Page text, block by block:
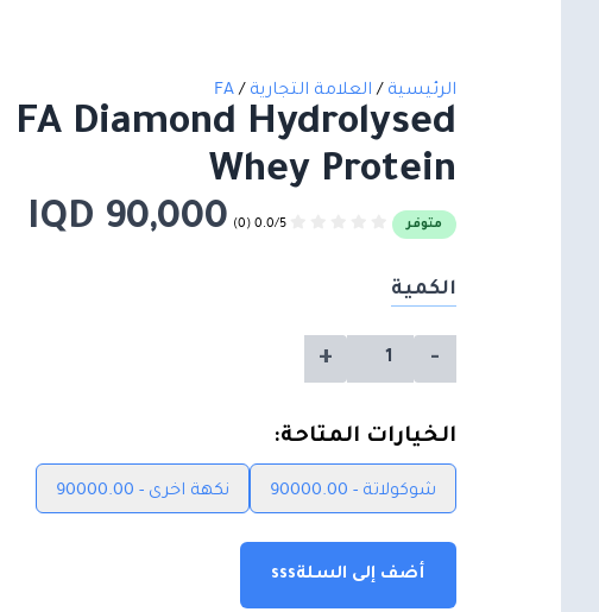
الرئيسية/العلامة التجارية/
FA
FA Diamond Hydrolysed
Whey Protein
متوفر 90,000 IQD
الكمية
-
+
الخيارات المتاحة:
شوكولاتة - 90000.00 نكهة اخرى - 90000.00
أضف إلى السلةsss